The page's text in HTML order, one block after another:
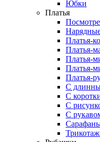
Юбки
Платья
Платья-
Платья-
Платья-
Платья-
Платья-
С
С
С
С